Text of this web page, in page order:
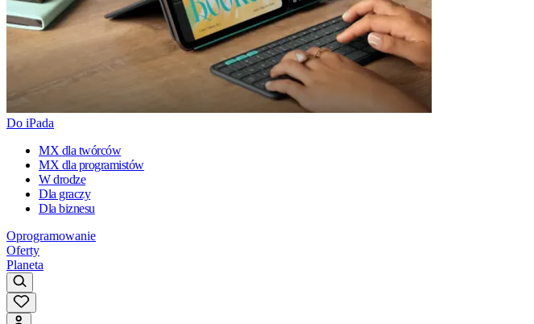
Do iPada
MX dla twórców
MX dla programistów
W drodze
Dla graczy
Dla biznesu
Oprogramowanie
Oferty
Planeta